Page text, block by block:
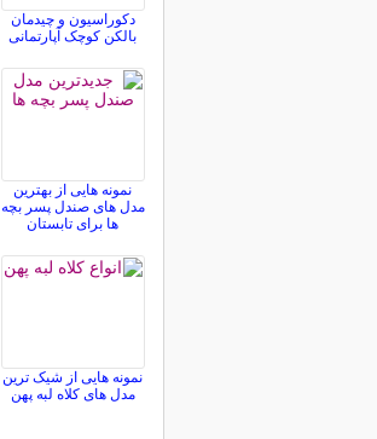
دکوراسیون و چیدمان
بالکن کوچک آپارتمانی
نمونه هایی از بهترین
مدل های صندل پسر بچه
ها برای تابستان
نمونه هایی از شیک ترین
مدل های کلاه لبه پهن